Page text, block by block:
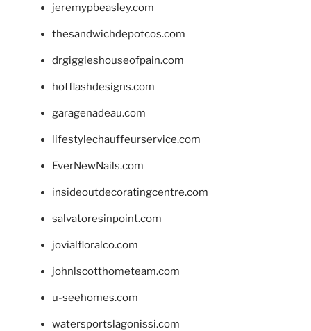
jeremypbeasley.com
thesandwichdepotcos.com
drgiggleshouseofpain.com
hotflashdesigns.com
garagenadeau.com
lifestylechauffeurservice.com
EverNewNails.com
insideoutdecoratingcentre.com
salvatoresinpoint.com
jovialfloralco.com
johnlscotthometeam.com
u-seehomes.com
watersportslagonissi.com